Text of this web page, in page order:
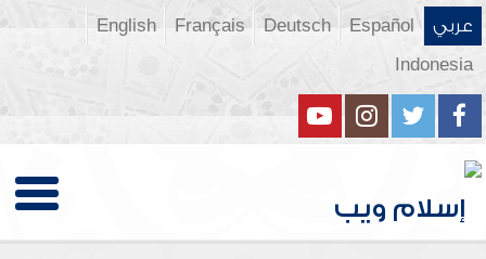
عربي Español
Deutsch
Français
English
Indonesia